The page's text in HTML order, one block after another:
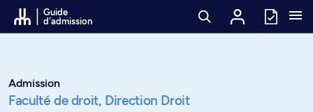
Passer au contenu
Guide
d'admission
Admission
Faculté de droit, Direction Droit